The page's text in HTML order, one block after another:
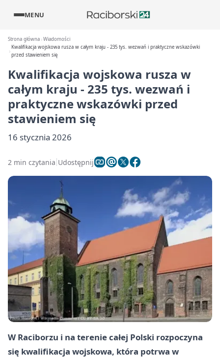
MENU
Strona główna Wiadomości
Kwalifikacja wojskowa rusza w całym kraju - 235 tys. wezwań i praktyczne wskazówki
przed stawieniem się
Kwalifikacja wojskowa rusza w
całym kraju - 235 tys. wezwań i
praktyczne wskazówki przed
stawieniem się
16 stycznia 2026
2 min czytania Udostępnij
W Raciborzu i na terenie całej Polski rozpoczyna
się kwalifikacja wojskowa, która potrwa w